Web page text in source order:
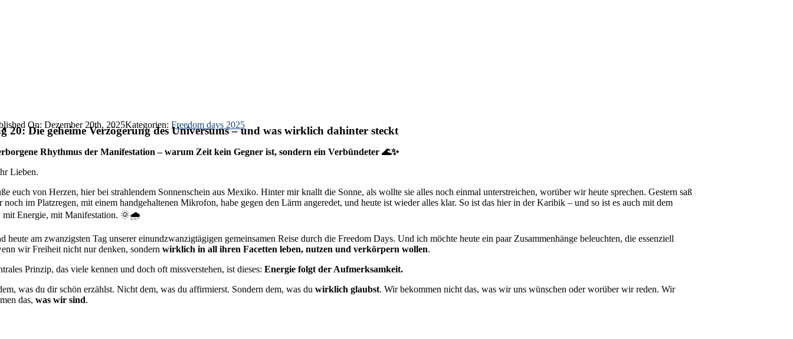
On: Dezember 20th, 2025Kategorien:Freedom days 2025
20: Die geheime Verzögerung des Universums – und was wirklich dahinter steckt
Rhythmus der Manifestation – warum Zeit kein Gegner ist, sondern ein Verbündeter 🌊✨
Lieben.
euch von Herzen, hier bei strahlendem Sonnenschein aus Mexiko. Hinter mir knallt die Sonne, als wollte sie alles noch einmal unterstreichen, worüber wir heute sprechen. Gestern saß
noch im Platzregen, mit einem handgehaltenen Mikrofon, habe gegen den Lärm angeredet, und heute ist wieder alles klar. So ist das hier in der Karibik – und so ist es auch mit dem
mit Energie, mit Manifestation. 🌞🌧️
heute am zwanzigsten Tag unserer einundzwanzigtägigen gemeinsamen Reise durch die Freedom Days. Und ich möchte heute ein paar Zusammenhänge beleuchten, die essenziell
wir Freiheit nicht nur denken, sondernwirklich in all ihren Facetten leben, nutzen und verkörpern wollen.
Prinzip, das viele kennen und doch oft missverstehen, ist dieses:Energie folgt der Aufmerksamkeit.
was du dir schön erzählst. Nicht dem, was du affirmierst. Sondern dem, was duwirklich glaubst. Wir bekommen nicht das, was wir uns wünschen oder worüber wir reden. Wir
das,was wir sind.